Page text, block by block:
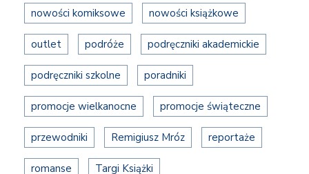
nowości komiksowe nowości książkowe
outlet podróże podręczniki akademickie
podręczniki szkolne poradniki
promocje wielkanocne promocje świąteczne
przewodniki Remigiusz Mróz reportaże
romanse Targi Książki